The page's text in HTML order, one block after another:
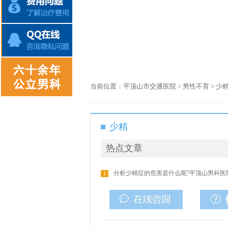
当前位置： 平顶山市交通医院 > 男性不育 > 少
少精
热点文章
1 分析少精症的危害是什么呢?平顶山男科医